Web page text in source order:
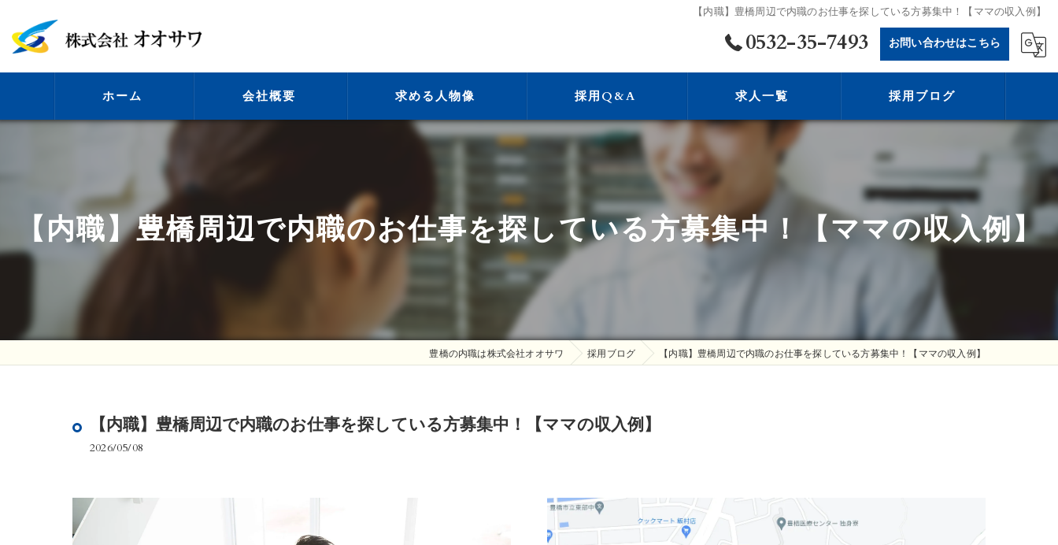
【内職】豊橋周辺で内職のお仕事を探している方募集中！【ママの収入例】
0532-35-7493 お問い合わせはこちら
ホーム 会社概要
ビジョン
求める人物像 採用Q&A 求人一覧 採用ブログ
【内職】豊橋周辺で内職のお仕事を探している方募集中！【ママの収入例】
豊橋の内職は株式会社オオサワ 採用ブログ 【内職】豊橋周辺で内職のお仕事を探している方募集中！【ママの収入例】
【内職】豊橋周辺で内職のお仕事を探している方募集中！【ママの収入例】
2026/05/08